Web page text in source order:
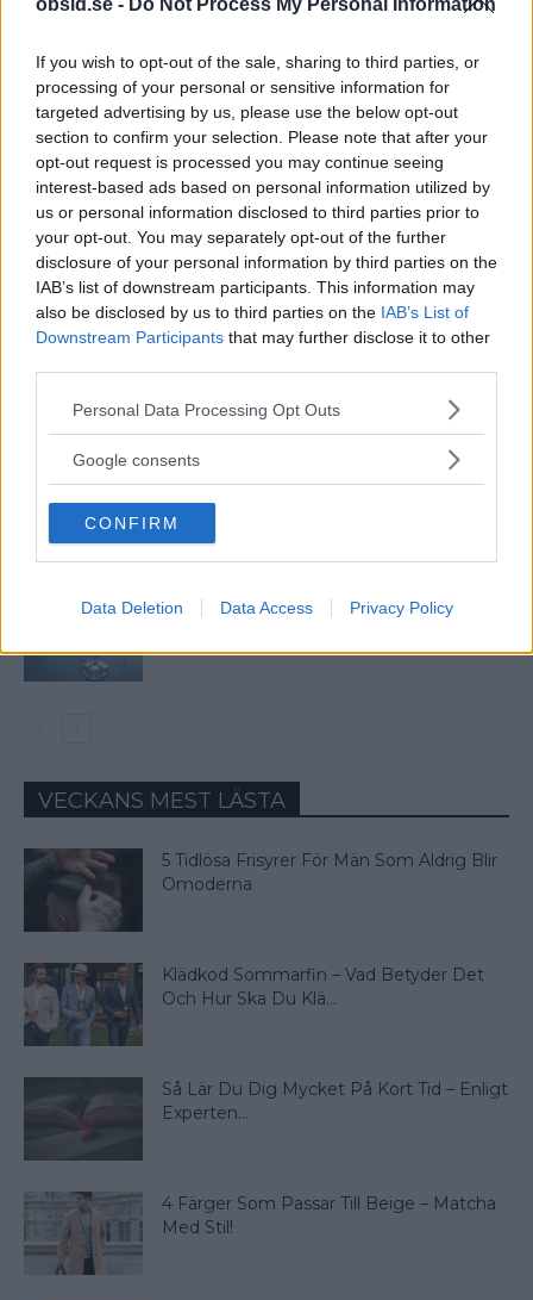
obsid.se - Do Not Process My Personal Information
If you wish to opt-out of the sale, sharing to third parties, or
processing of your personal or sensitive information for
targeted advertising by us, please use the below opt-out
section to confirm your selection. Please note that after your
opt-out request is processed you may continue seeing
interest-based ads based on personal information utilized by
us or personal information disclosed to third parties prior to
your opt-out. You may separately opt-out of the further
disclosure of your personal information by third parties on the
IAB’s list of downstream participants. This information may
also be disclosed by us to third parties on the IAB’s List of
Downstream Participants that may further disclose it to other
Please note that this website/app uses one or more Google
not limited to your visit or usage behaviour. You may click to
use your data for below specified purposes in below Google
consent section.
Personal Data Processing Opt Outs
Google consents
CONFIRM
Data Deletion Data Access Privacy Policy
Sebastian
Allt från personlig utveckling till sköna sneakers är intressant!
Kvalitetstid för mig är en kall, ljus, amerikansk öl i solen på en
uteservering, gärna "i goda vänners lag" om man nu skall
slänga in något klyschigt också.
RELATERADE ARTIKLAR
Cocktail Perfekt På Bordellen
Hurricane – En Partystartare Från
40-Talets New Orleans
The Norman Mule – En Fransk
VECKANS MEST LÄSTA
5 Tidlösa Frisyrer För Män Som Aldrig Blir
Omoderna
Klädkod Sommarfin – Vad Betyder Det
Och Hur Ska Du Klä...
Så Lär Du Dig Mycket På Kort Tid – Enligt
Experten...
4 Färger Som Passar Till Beige – Matcha
Med Stil!